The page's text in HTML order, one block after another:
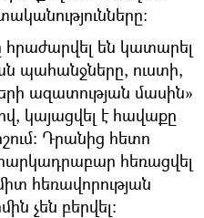
են կատարել
պահանջները, ուստի,
ազատության մասին»
կայացվել է հավաքը
Դրանից հետո
հեռացվել
հեռավորության
չեն բերվել: